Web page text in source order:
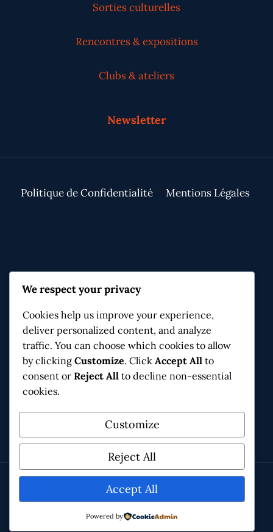
Sorties culturelles
Rencontres & expositions
Clubs & ateliers
Newsletter
Politique de Confidentialité Mentions Légales
Contact & Infos
Moulin de Navitau, 3 ch. de l'Hirondelle
34170 Castelnau-le-Lez
connaissanceetpartage@gmail.com
Facebook Instagram X
© 2026 Connaissance & Partage - Association Loi 1901 - Réalisé avec
We respect your privacy
Cookies help us improve your experience,
deliver personalized content, and analyze
traffic. You can choose which cookies to allow
by clicking Customize. Click Accept All to
consent or Reject All to decline non-essential
cookies.
Customize
Reject All
Accept All
Powered by